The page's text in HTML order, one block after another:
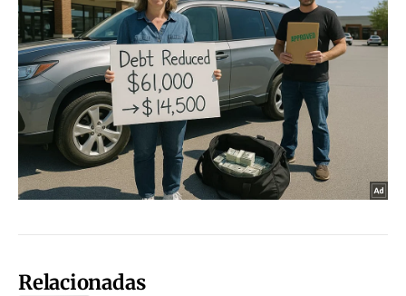
Relacionadas